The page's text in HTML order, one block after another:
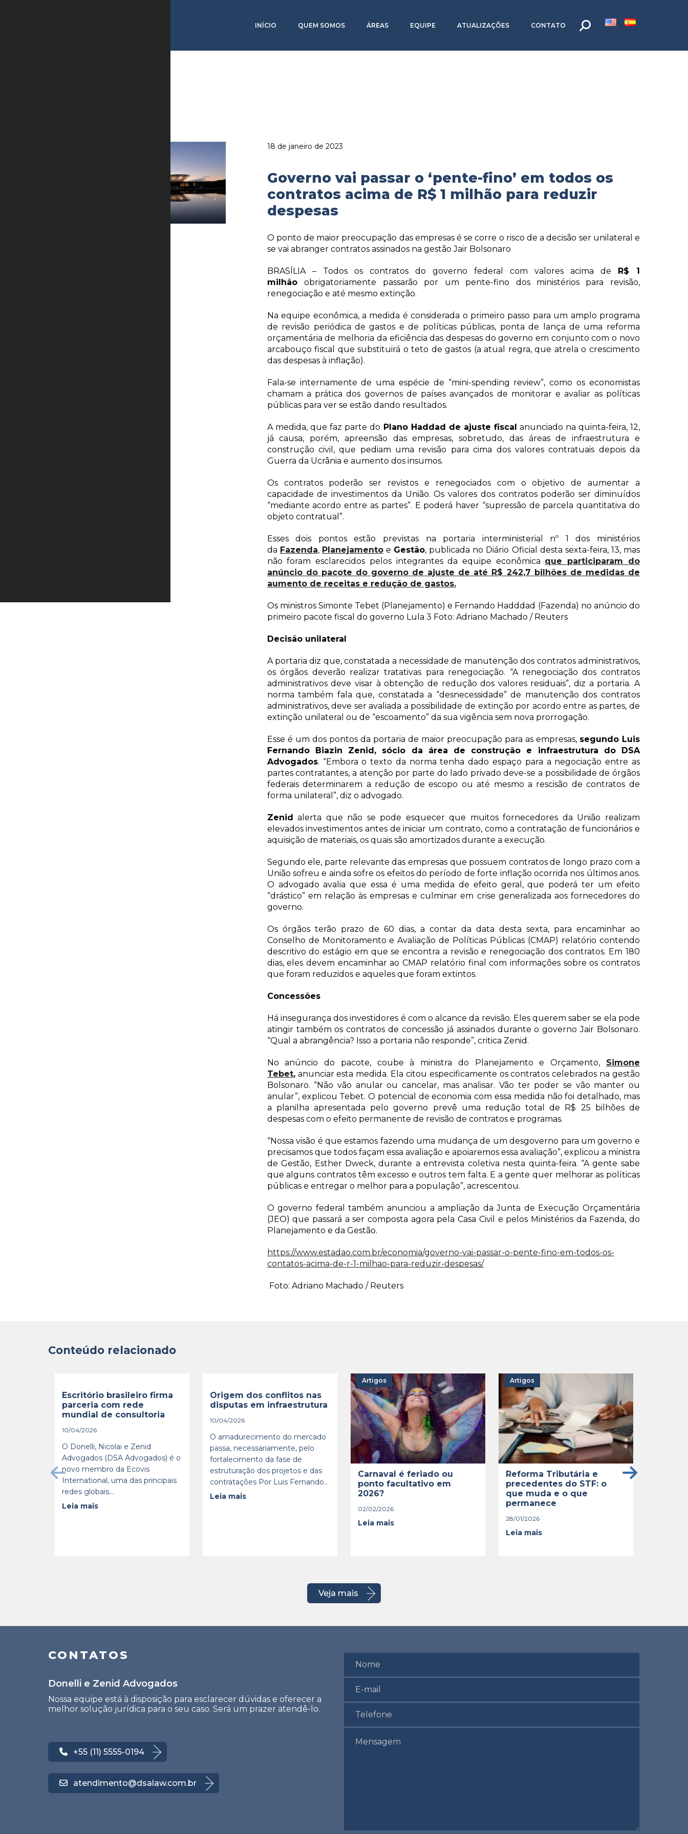
INÍCIO QUEM SOMOS ÁREAS EQUIPE ATUALIZAÇÕES CONTATO
18 de janeiro de 2023
Governo vai passar o ‘pente-fino’ em todos os
contratos acima de R$ 1 milhão para reduzir
despesas
O ponto de maior preocupação das empresas é se corre o risco de a decisão ser unilateral e
se vai abranger contratos assinados na gestão Jair Bolsonaro
BRASÍLIA – Todos os contratos do governo federal com valores acima de R$ 1
milhãoobrigatoriamente passarão por um pente-fino dos ministérios para revisão,
renegociação e até mesmo extinção.
Na equipe econômica, a medida é considerada o primeiro passo para um amplo programa
de revisão periódica de gastos e de políticas públicas, ponta de lança de uma reforma
orçamentária de melhoria da eficiência das despesas do governo em conjunto com o novo
arcabouço fiscal que substituirá o teto de gastos (a atual regra, que atrela o crescimento
das despesas à inflação).
Fala-se internamente de uma espécie de “mini-spending review”, como os economistas
chamam a prática dos governos de países avançados de monitorar e avaliar as políticas
públicas para ver se estão dando resultados.
A medida, que faz parte do Plano Haddad de ajuste fiscal anunciado na quinta-feira, 12,
já causa, porém, apreensão das empresas, sobretudo, das áreas de infraestrutura e
construção civil, que pediam uma revisão para cima dos valores contratuais depois da
Guerra da Ucrânia e aumento dos insumos.
Os contratos poderão ser revistos e renegociados com o objetivo de aumentar a
capacidade de investimentos da União. Os valores dos contratos poderão ser diminuídos
“mediante acordo entre as partes”. E poderá haver “supressão de parcela quantitativa do
objeto contratual”.
Esses dois pontos estão previstas na portaria interministerial nº 1 dos ministérios
da Fazenda, Planejamentoe Gestão, publicada no Diário Oficial desta sexta-feira, 13, mas
não foram esclarecidos pelos integrantes da equipe econômica que participaram do
anúncio do pacote do governo de ajuste de até R$ 242,7 bilhões de medidas de
aumento de receitas e redução de gastos.
Os ministros Simonte Tebet (Planejamento) e Fernando Hadddad (Fazenda) no anúncio do
primeiro pacote fiscal do governo Lula 3 Foto: Adriano Machado / Reuters
Decisão unilateral
A portaria diz que, constatada a necessidade de manutenção dos contratos administrativos,
os órgãos deverão realizar tratativas para renegociação. “A renegociação dos contratos
administrativos deve visar à obtenção de redução dos valores residuais”, diz a portaria. A
norma também fala que, constatada a “desnecessidade” de manutenção dos contratos
administrativos, deve ser avaliada a possibilidade de extinção por acordo entre as partes, de
extinção unilateral ou de “escoamento” da sua vigência sem nova prorrogação.
Esse é um dos pontos da portaria de maior preocupação para as empresas, segundo Luis
Fernando Biazin Zenid, sócio da área de construção e infraestrutura do DSA
Advogados. “Embora o texto da norma tenha dado espaço para a negociação entre as
partes contratantes, a atenção por parte do lado privado deve-se a possibilidade de órgãos
federais determinarem a redução de escopo ou até mesmo a rescisão de contratos de
forma unilateral”, diz o advogado.
Zenid alerta que não se pode esquecer que muitos fornecedores da União realizam
elevados investimentos antes de iniciar um contrato, como a contratação de funcionários e
aquisição de materiais, os quais são amortizados durante a execução.
Segundo ele, parte relevante das empresas que possuem contratos de longo prazo com a
União sofreu e ainda sofre os efeitos do período de forte inflação ocorrida nos últimos anos.
O advogado avalia que essa é uma medida de efeito geral, que poderá ter um efeito
“drástico” em relação às empresas e culminar em crise generalizada aos fornecedores do
governo.
Os órgãos terão prazo de 60 dias, a contar da data desta sexta, para encaminhar ao
Conselho de Monitoramento e Avaliação de Políticas Públicas (CMAP) relatório contendo
descritivo do estágio em que se encontra a revisão e renegociação dos contratos. Em 180
dias, eles devem encaminhar ao CMAP relatório final com informações sobre os contratos
que foram reduzidos e aqueles que foram extintos.
Concessões
Há insegurança dos investidores é com o alcance da revisão. Eles querem saber se ela pode
atingir também os contratos de concessão já assinados durante o governo Jair Bolsonaro.
“Qual a abrangência? Isso a portaria não responde”, critica Zenid.
No anúncio do pacote, coube à ministra do Planejamento e Orçamento, Simone
Tebet,anunciar esta medida. Ela citou especificamente os contratos celebrados na gestão
Bolsonaro. “Não vão anular ou cancelar, mas analisar. Vão ter poder se vão manter ou
anular”, explicou Tebet. O potencial de economia com essa medida não foi detalhado, mas
a planilha apresentada pelo governo prevê uma redução total de R$ 25 bilhões de
despesas com o efeito permanente de revisão de contratos e programas.
“Nossa visão é que estamos fazendo uma mudança de um desgoverno para um governo e
precisamos que todos façam essa avaliação e apoiaremos essa avaliação”, explicou a ministra
de Gestão, Esther Dweck, durante a entrevista coletiva nesta quinta-feira. “A gente sabe
que alguns contratos têm excesso e outros tem falta. E a gente quer melhorar as políticas
públicas e entregar o melhor para a população”, acrescentou.
O governo federal também anunciou a ampliação da Junta de Execução Orçamentária
(JEO) que passará a ser composta agora pela Casa Civil e pelos Ministérios da Fazenda, do
Planejamento e da Gestão.
https://www.estadao.com.br/economia/governo-vai-passar-o-pente-fino-em-todos-os-
contatos-acima-de-r-1-milhao-para-reduzir-despesas/
Foto: Adriano Machado / Reuters
Conteúdo relacionado
Escritório brasileiro firma
parceria com rede
mundial de consultoria
10/04/2026
O Donelli, Nicolai e Zenid
Advogados (DSA Advogados) é o
novo membro da Ecovis
International, uma das principais
redes globais...
Leia mais
Origem dos conflitos nas
disputas em infraestrutura
10/04/2026
O amadurecimento do mercado
passa, necessariamente, pelo
fortalecimento da fase de
estruturação dos projetos e das
contratações Por Luis Fernando...
Leia mais
Artigos
Carnaval é feriado ou
ponto facultativo em
2026?
02/02/2026
Leia mais
Artigos
Reforma Tributária e
precedentes do STF: o
que muda e o que
permanece
28/01/2026
Leia mais
Veja mais
CONTATOS
Donelli e Zenid Advogados
Nossa equipe está à disposição para esclarecer dúvidas e oferecer a
melhor solução jurídica para o seu caso. Será um prazer atendê-lo.
+55 (11) 5555-0194
atendimento@dsalaw.com.br